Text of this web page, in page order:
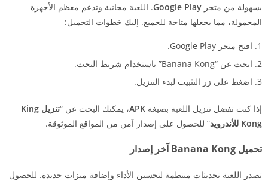
بسهولة من متجر Google Play. اللعبة مجانية وتدعم معظم الأجهزة
المحمولة، مما يجعلها متاحة للجميع. إليك خطوات التحميل:
افتح متجر Google Play.
ابحث عن “Banana Kong” باستخدام شريط البحث.
اضغط على زر التثبيت لبدء التنزيل.
إذا كنت تفضل تنزيل اللعبة بصيغة APK، يمكنك البحث عن “
تنزيل King
Kong للأندرويد
” للحصول على إصدار آمن من المواقع الموثوقة.
تحميل Banana Kong آخر إصدار
تصدر اللعبة تحديثات منتظمة لتحسين الأداء وإضافة ميزات جديدة. للحصول